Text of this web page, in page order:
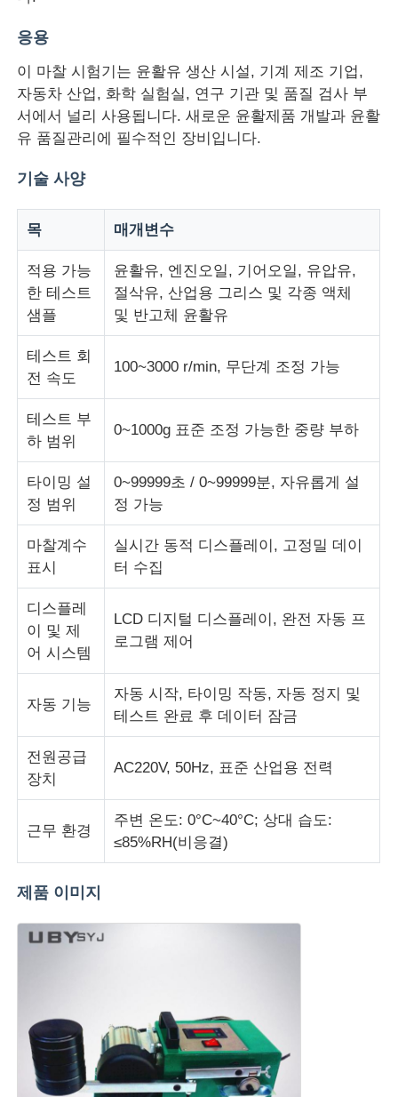
품질 관리
견적 요청
연구소 시험 장비
환경 테스트 챔버
범용 테스트 머신
충격 시험기
마모시험기
충돌 시험 장비
신발 테스트 장비
건축물 시험 장비
패키지 테스트 장비
접착기 시험 장비
직물 시험기
온습도 제어기
응용
이 마찰 시험기는 윤활유 생산 시설, 기계 제조 기업,
자동차 산업, 화학 실험실, 연구 기관 및 품질 검사 부
서에서 널리 사용됩니다. 새로운 윤활제품 개발과 윤활
유 품질관리에 필수적인 장비입니다.
기술 사양
목 매개변수
적용 가능
한 테스트
샘플
윤활유, 엔진오일, 기어오일, 유압유,
절삭유, 산업용 그리스 및 각종 액체
및 반고체 윤활유
테스트 회
전 속도
100~3000 r/min, 무단계 조정 가능
테스트 부
하 범위
0~1000g 표준 조정 가능한 중량 부하
타이밍 설
정 범위
0~99999초 / 0~99999분, 자유롭게 설
정 가능
마찰계수
표시
실시간 동적 디스플레이, 고정밀 데이
터 수집
디스플레
이 및 제
어 시스템
LCD 디지털 디스플레이, 완전 자동 프
로그램 제어
자동 기능
자동 시작, 타이밍 작동, 자동 정지 및
테스트 완료 후 데이터 잠금
전원공급
장치
AC220V, 50Hz, 표준 산업용 전력
근무 환경
주변 온도: 0°C~40°C; 상대 습도:
≤85%RH(비응결)
제품 이미지